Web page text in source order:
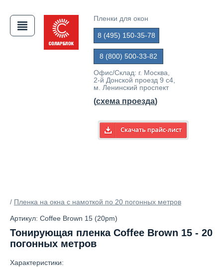
Пленки для окон
8 (495) 150-35-78
8 (800) 500-33-82
Офис/Склад: г. Москва,
2-й Донской проезд 9 с4,
м. Ленинский проспект
(схема проезда)
/ Пленка на окна с намоткой по 20 погонных метров
Артикул: Coffee Brown 15 (20pm)
Тонирующая пленка Coffee Brown 15 - 20
погонных метров
Характеристики: